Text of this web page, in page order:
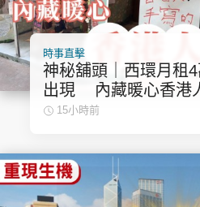
PCM 電腦廣場 星島頭
頭條日報 星島環
親子王 Oh!爸媽
時事直擊
神秘舖頭｜西環月租4
出現 內藏暖心香港
15小時前